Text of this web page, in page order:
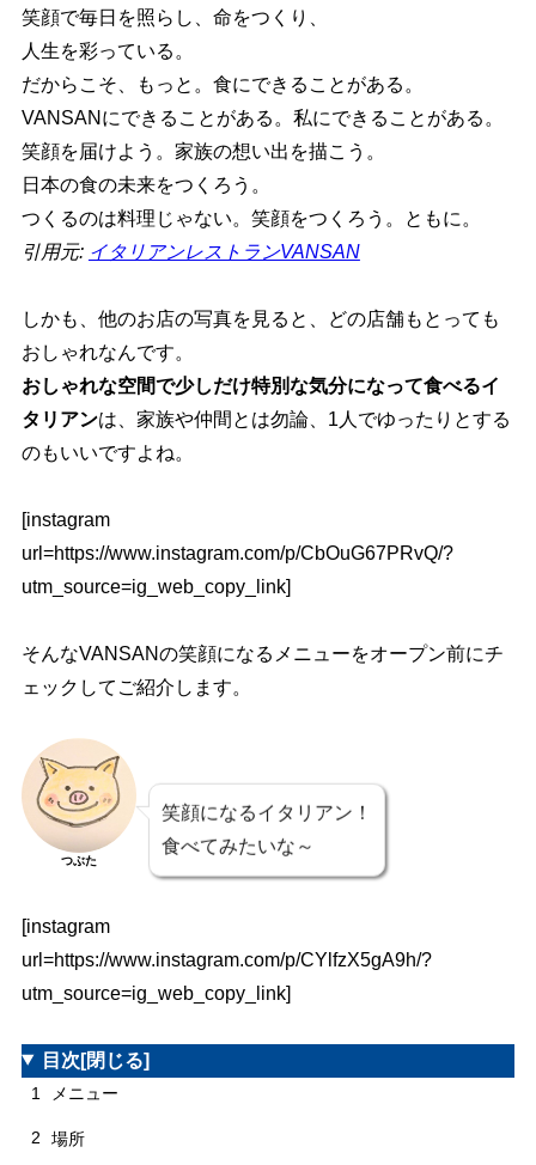
笑顔で毎日を照らし、命をつくり、
人生を彩っている。
だからこそ、もっと。食にできることがある。
VANSANにできることがある。私にできることがある。
笑顔を届けよう。家族の想い出を描こう。
日本の食の未来をつくろう。
つくるのは料理じゃない。笑顔をつくろう。ともに。
引用元: イタリアンレストランVANSAN
しかも、他のお店の写真を見ると、どの店舗もとっても
おしゃれなんです。
おしゃれな空間で少しだけ特別な気分になって食べるイ
タリアンは、家族や仲間とは勿論、1人でゆったりとする
のもいいですよね。
[instagram
url=https://www.instagram.com/p/CbOuG67PRvQ/?
utm_source=ig_web_copy_link]
そんなVANSANの笑顔になるメニューをオープン前にチ
ェックしてご紹介します。
つぶた
笑顔になるイタリアン！
食べてみたいな～
[instagram
url=https://www.instagram.com/p/CYlfzX5gA9h/?
utm_source=ig_web_copy_link]
目次 [閉じる]
1 メニュー
2 場所